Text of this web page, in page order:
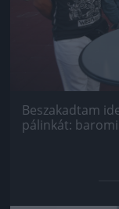
Beszakadtam
pálinkát: